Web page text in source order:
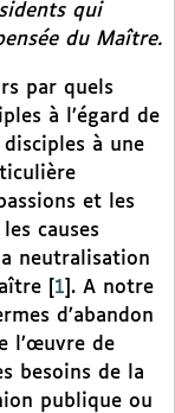
qui
du Maître.
par quels
à l’égard de
disciples à une
et les
causes
neutralisation
1 . A notre
d’abandon
l’œuvre de
besoins de la
publique ou